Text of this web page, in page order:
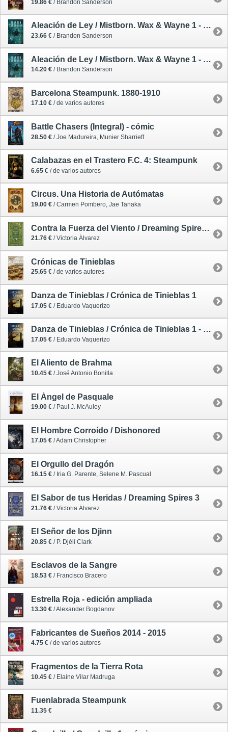
19.86 € / Brandon Sanderson
Aleación de Ley / Mistborn. Wax & Wayne 1 - tapa dura
23.66 € / Brandon Sanderson
Aleación de Ley / Mistborn. Wax & Wayne 1 - tapa blanda
14.20 € / Brandon Sanderson
Barcelona Steampunk. 1880-1910
17.10 € / de varios autores
Battle Chasers (Integral) - cómic
28.50 € / Joe Madureira, Munier Sharrieff
Calabazas en el Trastero F.C. 4: Steampunk
6.65 € / de varios autores
Circus. Una Historia de Autómatas
19.00 € / Carmen Pombero, Jae Tanaka
Contra la Fuerza del Viento / Dreaming Spires 2
21.76 € / Victoria Álvarez
Crónicas de Tinieblas
25.65 € / de varios autores
Danza de Tinieblas / Crónica de Tinieblas 1
17.05 € / Eduardo Vaquerizo
Danza de Tinieblas / Crónica de Tinieblas 1 - firmado por el autor
17.05 € / Eduardo Vaquerizo
El Aliento de Brahma
10.45 € / José Antonio Bonilla
El Ángel de Pasquale
19.00 € / Paul J. McAuley
El Hombre Corroído / Dishonored
17.05 € / Adam Christopher
El Orgullo del Dragón
16.15 € / Iria G. Parente, Selene M. Pascual
El Sabor de tus Heridas / Dreaming Spires 3
21.76 € / Victoria Álvarez
El Señor de los Djinn
20.85 € / P. Djèlí Clark
Esclavos de la Sangre
18.53 € / Francisco Bracero
Estrella Roja - edición ampliada
13.30 € / Alexander Bogdanov
Fabricantes de Sueños 2014 - 2015
4.75 € / de varios autores
Fragmentos de la Tierra Rota
10.45 € / Elaine Vilar Madruga
Fuenlabrada Steampunk
11.35 €